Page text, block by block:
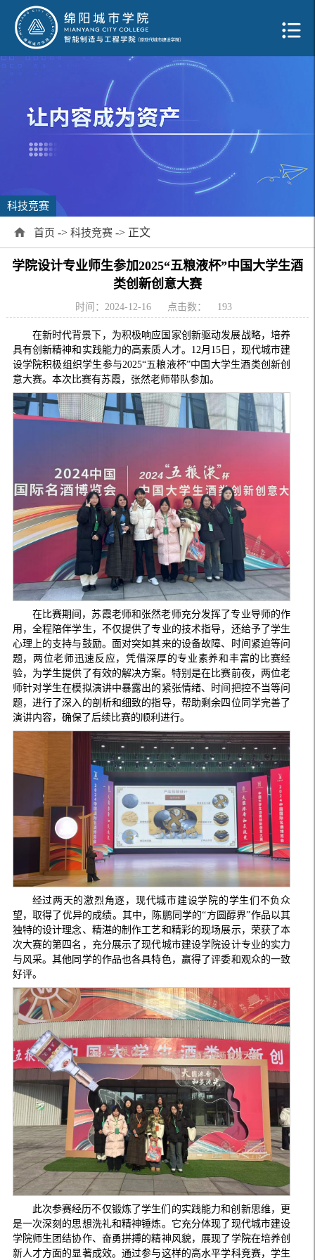
科技竞赛
首页 -> 科技竞赛 -> 正文
学院设计专业师生参加2025“五粮液杯”中国大学生酒
类创新创意大赛
时间：2024-12-16 点击数： 193
在新时代背景下，为积极响应国家创新驱动发展战略，培养
具有创新精神和实践能力的高素质人才。12月15日，现代城市建
设学院积极组织学生参与2025“五粮液杯”中国大学生酒类创新创
意大赛。本次比赛有苏霞，张然老师带队参加。
在比赛期间，苏霞老师和张然老师充分发挥了专业导师的作
用，全程陪伴学生，不仅提供了专业的技术指导，还给予了学生
心理上的支持与鼓励。面对突如其来的设备故障、时间紧迫等问
题，两位老师迅速反应，凭借深厚的专业素养和丰富的比赛经
验，为学生提供了有效的解决方案。特别是在比赛前夜，两位老
师针对学生在模拟演讲中暴露出的紧张情绪、时间把控不当等问
题，进行了深入的剖析和细致的指导，帮助剩余四位同学完善了
演讲内容，确保了后续比赛的顺利进行。
经过两天的激烈角逐，现代城市建设学院的学生们不负众
望，取得了优异的成绩。其中，陈鹏同学的“方圆醇界”作品以其
独特的设计理念、精湛的制作工艺和精彩的现场展示，荣获了本
次大赛的第四名，充分展示了现代城市建设学院设计专业的实力
与风采。其他同学的作品也各具特色，赢得了评委和观众的一致
好评。
此次参赛经历不仅锻炼了学生们的实践能力和创新思维，更
是一次深刻的思想洗礼和精神锤炼。它充分体现了现代城市建设
学院师生团结协作、奋勇拼搏的精神风貌，展现了学院在培养创
新人才方面的显著成效。通过参与这样的高水平学科竞赛，学生